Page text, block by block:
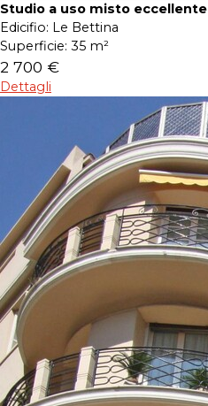
Studio a uso misto eccellente
Edicifio: Le Bettina
Superficie: 35 m²
2 700 €
Dettagli